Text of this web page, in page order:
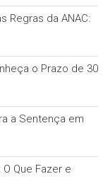
Regras da ANAC:
o Prazo de 30
a Sentença em
Que Fazer e